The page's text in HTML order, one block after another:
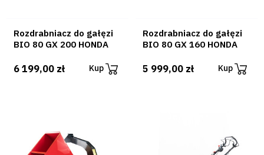
Rozdrabniacz do gałęzi
BIO 80 GX 200 HONDA
6 199,00 zł Kup
Rozdrabniacz do gałęzi
BIO 80 GX 160 HONDA
5 999,00 zł Kup